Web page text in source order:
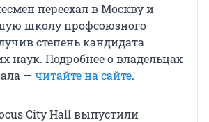
переехал в Москву и
школу профсоюзного
степень кандидата
наук. Подробнее о владельцах
— читайте на сайте.
City Hall выпустили